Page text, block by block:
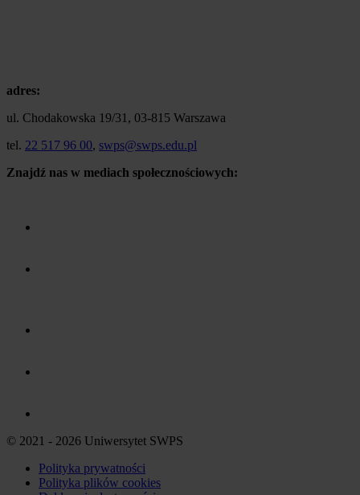
adres:
ul. Chodakowska 19/31, 03-815 Warszawa
tel. 22 517 96 00, swps@swps.edu.pl
Znajdź nas w mediach społecznościowych:
© 2021 - 2026 Uniwersytet SWPS
Polityka prywatności
Polityka plików cookies